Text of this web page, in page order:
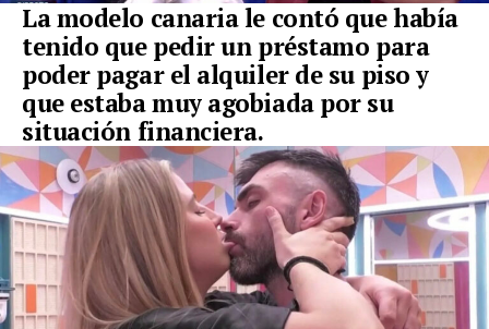
La modelo canaria le contó que había
tenido que pedir un préstamo para
poder pagar el alquiler de su piso y
que estaba muy agobiada por su
situación financiera.